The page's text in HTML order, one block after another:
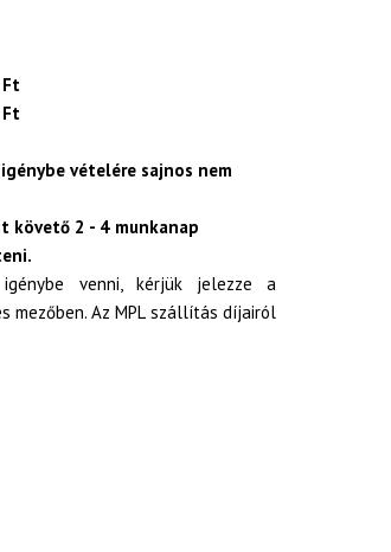
vételére sajnos nem
követő 2 - 4 munkanap
venni, kérjük jelezze a
mezőben. Az MPL szállítás díjairól